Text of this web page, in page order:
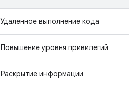
Удаленное выполнение кода
Повышение уровня привилегий
Раскрытие информации